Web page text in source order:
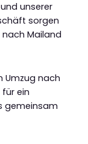
unserer
sorgen
nach Mailand
Umzug nach
ein
gemeinsam